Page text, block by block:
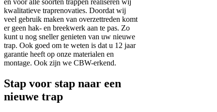
en voor alle soorten trappen realiseren wij
kwalitatieve traprenovaties. Doordat wij
veel gebruik maken van overzettreden komt
er geen hak- en breekwerk aan te pas. Zo
kunt u nog sneller genieten van uw nieuwe
trap. Ook goed om te weten is dat u 12 jaar
garantie heeft op onze materialen en
montage. Ook zijn we CBW-erkend.
Stap voor stap naar een
nieuwe trap